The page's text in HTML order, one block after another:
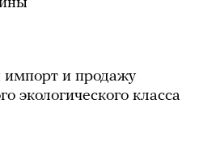
и продажу
экологического класса